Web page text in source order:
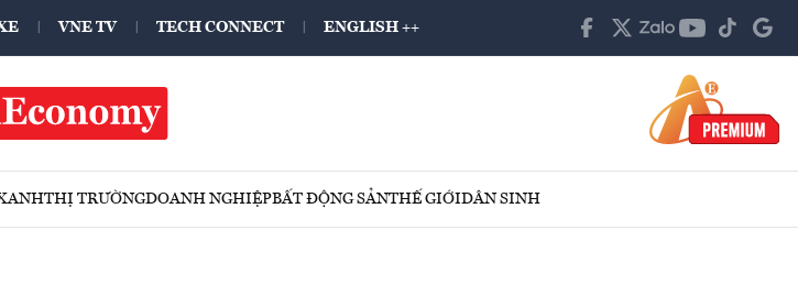
VNE TV TECH CONNECT ENGLISH ++
THỊ TRƯỜNGDOANH NGHIỆPBẤT ĐỘNG SẢNTHẾ GIỚIDÂN SINH